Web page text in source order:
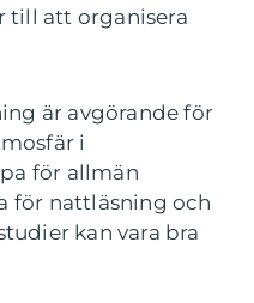
till att organisera
är avgörande för
i
för allmän
för nattläsning och
kan vara bra